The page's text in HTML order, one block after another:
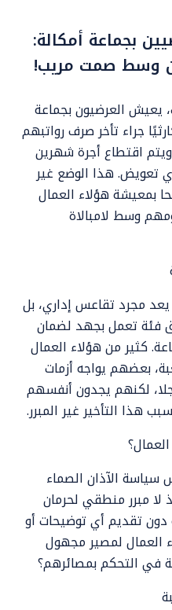
بجماعة أمكالة:
وسط صمت مريب!
يعيش العرضيون بجماعة
جراء تأخر صرف رواتبهم
ويتم اقتطاع أجرة شهرين
تعويض. هذا الوضع غير
بمعيشة هؤلاء العمال
وسط لامبالاة
يعد مجرد تقاعس إداري، بل
فئة تعمل بجهد لضمان
كثير من هؤلاء العمال
بعضهم يواجه أزمات
لكنهم يجدون أنفسهم
هذا التأخير غير المبرر.
سياسة الآذان الصماء
لا مبرر منطقي لحرمان
تقديم أي توضيحات أو
العمال لمصير مجهول
في التحكم بمصائرهم؟